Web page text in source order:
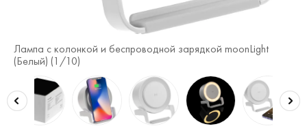
Лампа с колонкой и беспроводной зарядкой moonLight
(Белый) (1 /10)